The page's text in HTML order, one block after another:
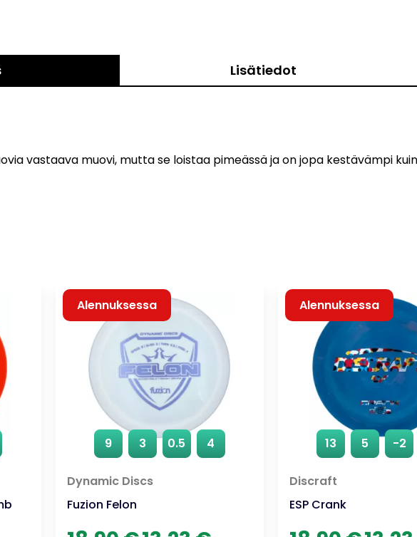
Lisätiedot
vastaava muovi, mutta se loistaa pimeässä ja on jopa kestävämpi
9 3 0.5 4
Dynamic Discs
Fuzion Felon
Alennuksessa
Alkuperäinen
13 5 -2
Discraft
ESP Crank
Alennuksessa